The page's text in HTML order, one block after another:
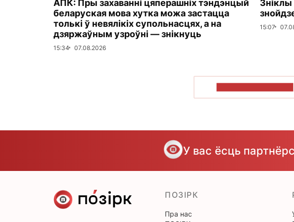
АПК: Пры захаванні цяперашніх тэндэнцый
беларуская мова хутка можа застацца
толькі ў невялікіх супольнасцях, а на
дзяржаўным узроўні — знікнуць
15:34 07.08.2026
Зніклы
15:07
У вас ёсць
ПОЗІРК
Пра нас